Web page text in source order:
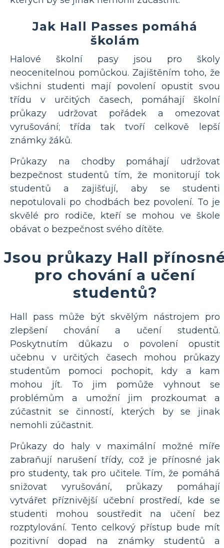
Jak Hall Passes pomáhá
školám
Halové školní pasy jsou pro školy
neocenitelnou pomůckou. Zajištěním toho, že
všichni studenti mají povolení opustit svou
třídu v určitých časech, pomáhají školní
průkazy udržovat pořádek a omezovat
vyrušování; třída tak tvoří celkově lepší
známky žáků.
Průkazy na chodby pomáhají udržovat
bezpečnost studentů tím, že monitorují tok
studentů a zajišťují, aby se studenti
nepotulovali po chodbách bez povolení. To je
skvělé pro rodiče, kteří se mohou ve škole
obávat o bezpečnost svého dítěte.
Jsou průkazy Hall
pro chování a učení
studentů?
Hall pass může být skvělým nástrojem pro
zlepšení chování a učení studentů.
Poskytnutím důkazu o povolení opustit
učebnu v určitých časech mohou průkazy
studentům pomoci pochopit, kdy a kam
mohou jít. To jim pomůže vyhnout se
problémům a umožní jim prozkoumat a
zúčastnit se činností, kterých by se jinak
nemohli zúčastnit.
Průkazy do haly v maximální možné míře
zabraňují narušení třídy, což je přínosné jak
pro studenty, tak pro učitele. Tím, že pomáhá
snižovat vyrušování, průkazy pomáhají
vytvářet příznivější učební prostředí, kde se
studenti mohou soustředit na učení bez
rozptylování. Tento celkový přístup bude mít
pozitivní dopad na známky studentů a